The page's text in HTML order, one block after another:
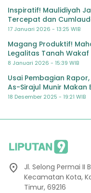
Inspiratif! Maulidiyah
Tercepat dan
17 Januari 2026 - 13:25 WIB
Magang Produktif!
Legalitas Tanah
8 Januari 2026 - 15:39 WIB
Usai Pembagian
As-Sirajul Munir Makan
Semester
18 Desember 2025 - 19:21 WIB
Jl. Selong Permai II
Kecamatan Kota,
Timur, 69216